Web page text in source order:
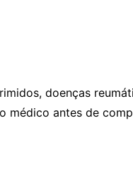
doenças
médico antes de